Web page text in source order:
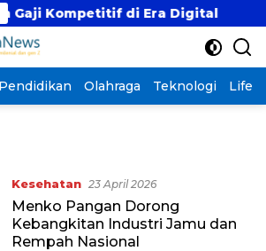
Kompetitif di Era Digital
Pendidikan Olahraga Teknologi
Kesehatan 23 April 2026
Menko Pangan Dorong
Kebangkitan Industri Jamu dan
Rempah Nasional